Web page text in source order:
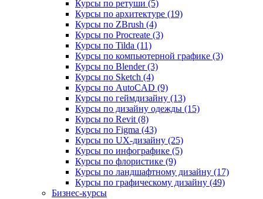
Курсы по ретуши (5)
Курсы по архитектуре (19)
Курсы по ZBrush (4)
Курсы по Procreate (3)
Курсы по Tilda (11)
Курсы по компьютерной графике (3)
Курсы по Blender (3)
Курсы по Sketch (4)
Курсы по AutoCAD (9)
Курсы по геймдизайну (13)
Курсы по дизайну одежды (15)
Курсы по Revit (8)
Курсы по Figma (43)
Курсы по UX‑дизайну (25)
Курсы по инфографике (5)
Курсы по флористике (9)
Курсы по ландшафтному дизайну (17)
Курсы по графическому дизайну (49)
Бизнес-курсы